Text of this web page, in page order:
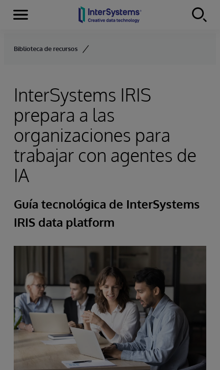
Skip to content
Secciones
Biblioteca de recursos
InterSystems IRIS
prepara a las
organizaciones para
trabajar con agentes de
IA
Guía tecnológica de InterSystems
IRIS data platform